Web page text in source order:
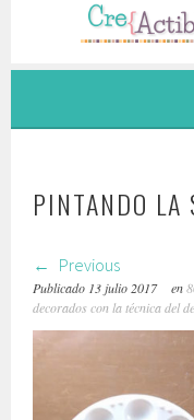
contenido.
PINTANDO LA
Previous
Publicado 13 julio 2017 en
decorados con la técnica del